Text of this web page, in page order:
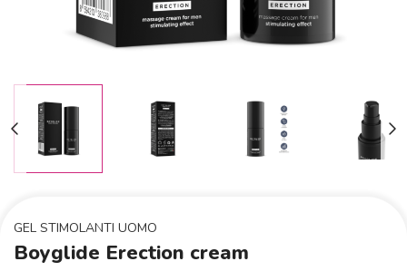
GEL STIMOLANTI UOMO
Boyglide Erection cream